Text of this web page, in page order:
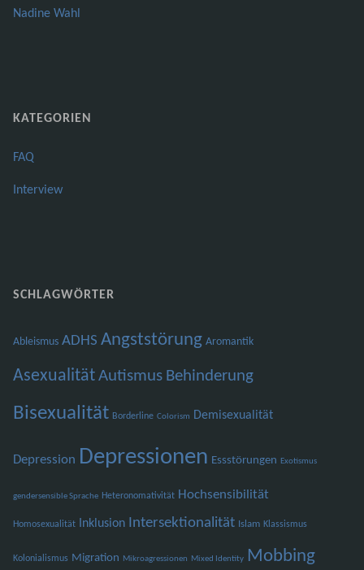
Nadine Wahl
KATEGORIEN
FAQ
Interview
SCHLAGWÖRTER
Ableismus ADHS Angststörung Aromantik
AsexualitätAutismus Behinderung
Bisexualität Borderline Colorism Demisexualität
Depression Depressionen Essstörungen Exotismus
gendersensible Sprache Heteronomativität Hochsensibilität
Homosexualität Inklusion Intersektionalität Islam Klassismus
Kolonialismus Migration Mikroagressionen Mixed Identity Mobbing